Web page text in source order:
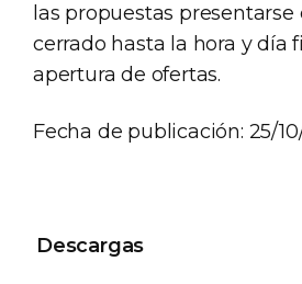
las propuestas presentarse
cerrado hasta la hora y día
apertura de ofertas.
Fecha de publicación: 25/
Descargas
Descargas